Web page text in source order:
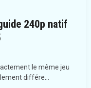
240p natif
le même jeu
différe…